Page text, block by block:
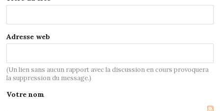
Adresse web
(Un lien sans aucun rapport avec la discussion en cours provoquera
la suppression du message.)
Votre nom